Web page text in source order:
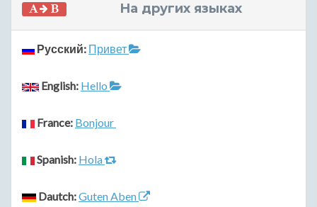
На других языках
Русский: Привет
English: Hello
France: Bonjour
Spanish: Hola
Dautch:Guten Aben